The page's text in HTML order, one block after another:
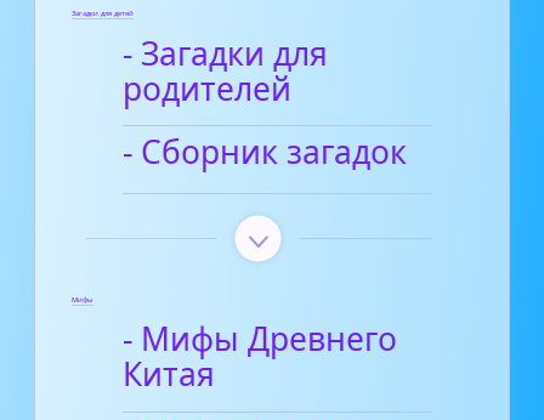
Загадки для детей
- Загадки для
родителей
- Сборник загадок
Мифы
- Мифы Древнего
Китая